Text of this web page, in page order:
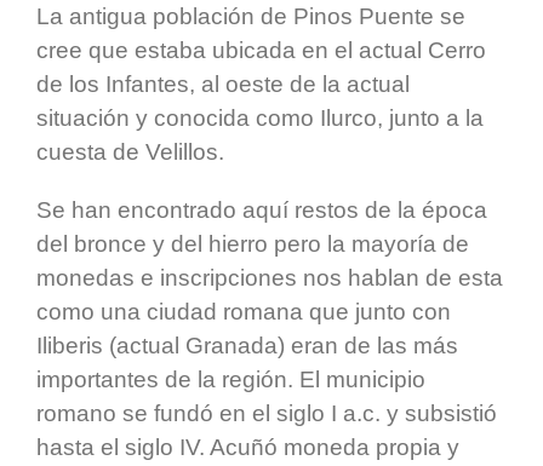
La antigua población de Pinos Puente se
cree que estaba ubicada en el actual Cerro
de los Infantes, al oeste de la actual
situación y conocida como Ilurco, junto a la
cuesta de Velillos.
Se han encontrado aquí restos de la época
del bronce y del hierro pero la mayoría de
monedas e inscripciones nos hablan de esta
como una ciudad romana que junto con
Iliberis (actual Granada) eran de las más
importantes de la región. El municipio
romano se fundó en el siglo I a.c. y subsistió
hasta el siglo IV. Acuñó moneda propia y